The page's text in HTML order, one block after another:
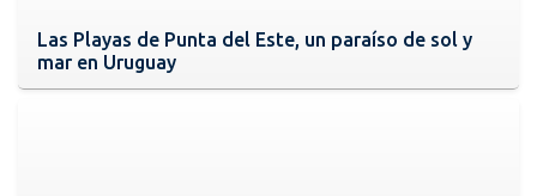
Las Playas de Punta del Este, un paraíso de sol y
mar en Uruguay